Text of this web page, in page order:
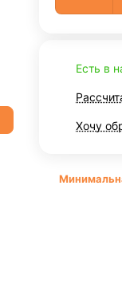
Есть в
Хочу